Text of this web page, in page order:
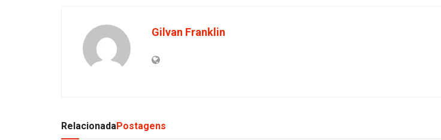
Gilvan Franklin
RelacionadaPostagens